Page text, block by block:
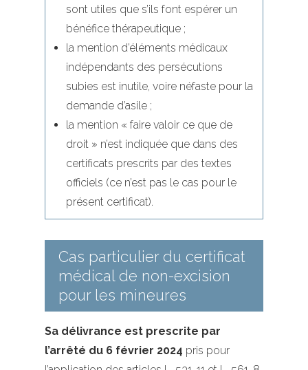
sont utiles que s’ils font espérer un
bénéfice thérapeutique ;
la mention d’éléments médicaux
indépendants des persécutions
subies est inutile, voire néfaste pour la
demande d’asile ;
la mention « faire valoir ce que de
droit » n’est indiquée que dans des
certificats prescrits par des textes
officiels (ce n’est pas le cas pour le
présent certificat).
Cas particulier du certificat
médical de non-excision
pour les mineures
Sa délivrance est prescrite par
l’arrêté du 6 février 2024 pris pour